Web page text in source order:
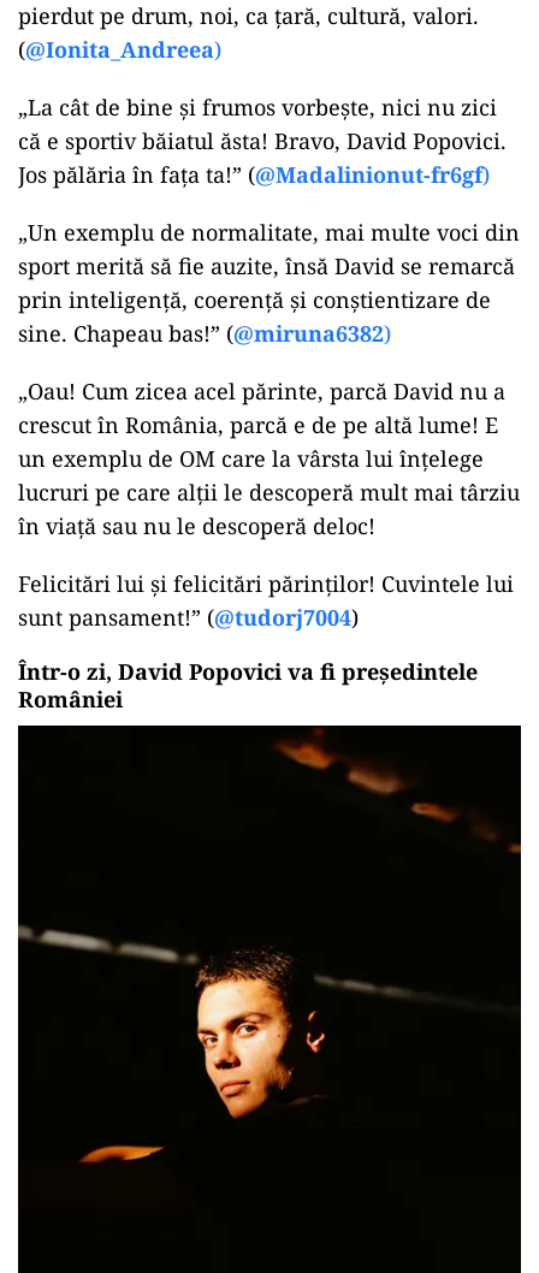
pierdut pe drum, noi, ca țară, cultură, valori.
(@Ionita_Andreea)
„La cât de bine și frumos vorbește, nici nu zici
că e sportiv băiatul ăsta! Bravo, David Popovici.
Jos pălăria în fața ta!” (@Madalinionut-fr6gf)
„Un exemplu de normalitate, mai multe voci din
sport merită să fie auzite, însă David se remarcă
prin inteligență, coerență și conștientizare de
sine. Chapeau bas!” (@miruna6382)
„Oau! Cum zicea acel părinte, parcă David nu a
crescut în România, parcă e de pe altă lume! E
un exemplu de OM care la vârsta lui înțelege
lucruri pe care alții le descoperă mult mai târziu
în viață sau nu le descoperă deloc!
Felicitări lui și felicitări părinților! Cuvintele lui
sunt pansament!” (@tudorj7004)
Într-o zi, David Popovici va fi președintele
României